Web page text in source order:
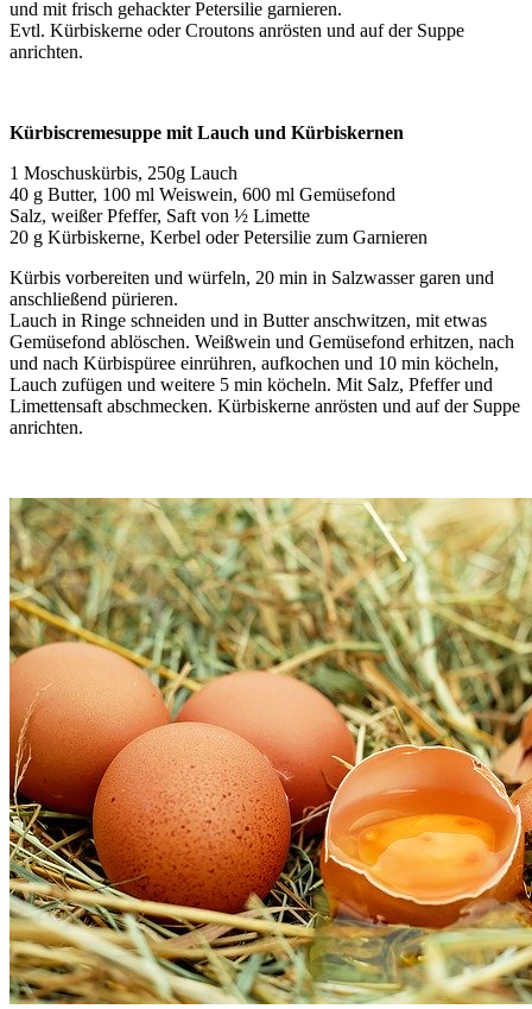
und mit frisch gehackter Petersilie garnieren.
Evtl. Kürbiskerne oder Croutons anrösten und auf der Suppe
anrichten.
Kürbiscremesuppe mit Lauch und Kürbiskernen
1 Moschuskürbis, 250g Lauch
40 g Butter, 100 ml Weiswein, 600 ml Gemüsefond
Salz, weißer Pfeffer, Saft von ½ Limette
20 g Kürbiskerne, Kerbel oder Petersilie zum Garnieren
Kürbis vorbereiten und würfeln, 20 min in Salzwasser garen und
anschließend pürieren.
Lauch in Ringe schneiden und in Butter anschwitzen, mit etwas
Gemüsefond ablöschen. Weißwein und Gemüsefond erhitzen, nach
und nach Kürbispüree einrühren, aufkochen und 10 min köcheln,
Lauch zufügen und weitere 5 min köcheln. Mit Salz, Pfeffer und
Limettensaft abschmecken. Kürbiskerne anrösten und auf der Suppe
anrichten.